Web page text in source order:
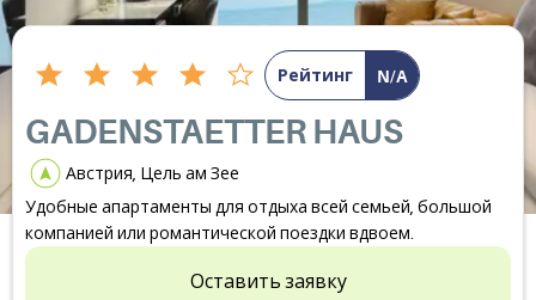
Рейтинг N/A
GADENSTAETTER HAUS
Австрия, Цель ам Зее
Удобные апартаменты для отдыха всей семьей, большой
компанией или романтической поездки вдвоем.
Оставить заявку